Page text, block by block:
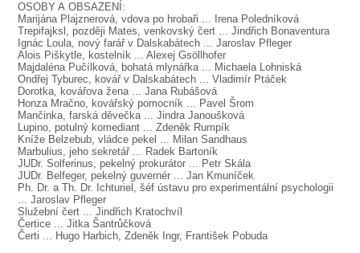
SOUBOR
DÁLE NABÍZÍME
OSOBY A OBSAZENÍ:
Marijána Plajznerová, vdova po hrobaři ... Irena Poledníková
Trepifajksl, později Mates, venkovský čert ... Jindřich Bonaventura
Ignác Loula, nový farář v Dalskabátech ... Jaroslav Pfleger
Alois Piškytle, kostelník ... Alexej Gsöllhofer
Majdaléna Pučílková, bohatá mlynářka ... Michaela Lohniská
Ondřej Tyburec, kovář v Dalskabátech ... Vladimír Ptáček
Dorotka, kovářova žena ... Jana Rubášová
Honza Mračno, kovářský pomocník ... Pavel Šrom
Mančinka, farská děvečka ... Jindra Janoušková
Lupino, potulný komediant ... Zdeněk Rumpík
Kníže Belzebub, vládce pekel ... Milan Sandhaus
Marbulius, jeho sekretář ... Radek Bartoník
JUDr. Solferinus, pekelný prokurátor ... Petr Skála
JUDr. Belfeger, pekelný guvernér ... Jan Kmuníček
Ph. Dr. a Th. Dr. Ichturiel, šéf ústavu pro experimentální psychologii
... Jaroslav Pfleger
Služební čert ... Jindřich Kratochvíl
Čertice ... Jitka Šantrůčková
Čerti ... Hugo Harbich, Zdeněk Ingr, František Pobuda